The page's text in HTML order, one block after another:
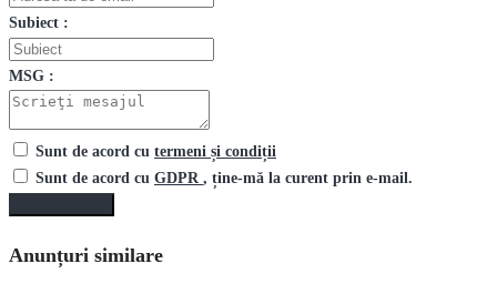
Subiect :
MSG :
Sunt de acord cu termeni și condiții
Sunt de acord cu GDPR , ține-mă la curent prin e-mail.
Anunțuri similare